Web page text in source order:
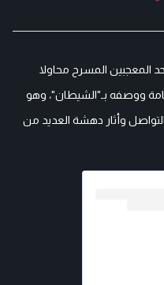
المعجبين المسرح محاولا
ووصفه بـ"الشيطان"، وهو
وأثار دهشة العديد من